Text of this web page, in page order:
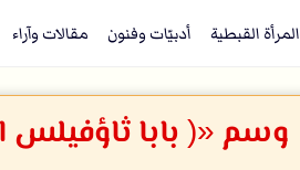
المرأة القبطية أدبيّات وفنون مقالات وآراء
وسم «( بابا ثاؤفيلس